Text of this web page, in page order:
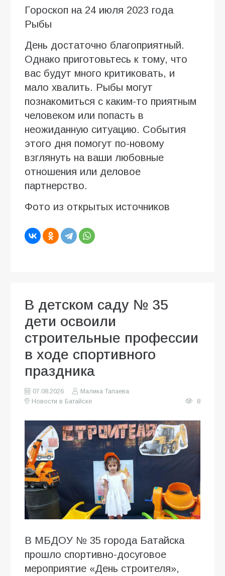
Гороскоп на 24 июля 2023 года
Рыбы
День достаточно благоприятный.
Однако приготовьтесь к тому, что
вас будут много критиковать, и
мало хвалить. Рыбы могут
познакомиться с каким-то приятным
человеком или попасть в
неожиданную ситуацию. События
этого дня помогут по-новому
взглянуть на ваши любовные
отношения или деловое
партнерство.
Фото из открытых источников
В детском саду № 35
дети освоили
строительные профессии
в ходе спортивного
праздника
07.08.2026
Малика Тапаева
Новости в Батайске
8
В МБДОУ № 35 города Батайска
прошло спортивно-досуговое
мероприятие «День строителя»,